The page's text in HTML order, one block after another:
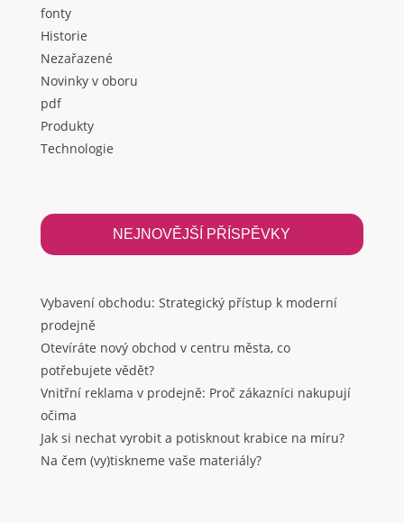
fonty
Historie
Nezařazené
Novinky v oboru
pdf
Produkty
Technologie
NEJNOVĚJŠÍ PŘÍSPĚVKY
Vybavení obchodu: Strategický přístup k moderní
prodejně
Otevíráte nový obchod v centru města, co
potřebujete vědět?
Vnitřní reklama v prodejně: Proč zákazníci nakupují
očima
Jak si nechat vyrobit a potisknout krabice na míru?
Na čem (vy)tiskneme vaše materiály?